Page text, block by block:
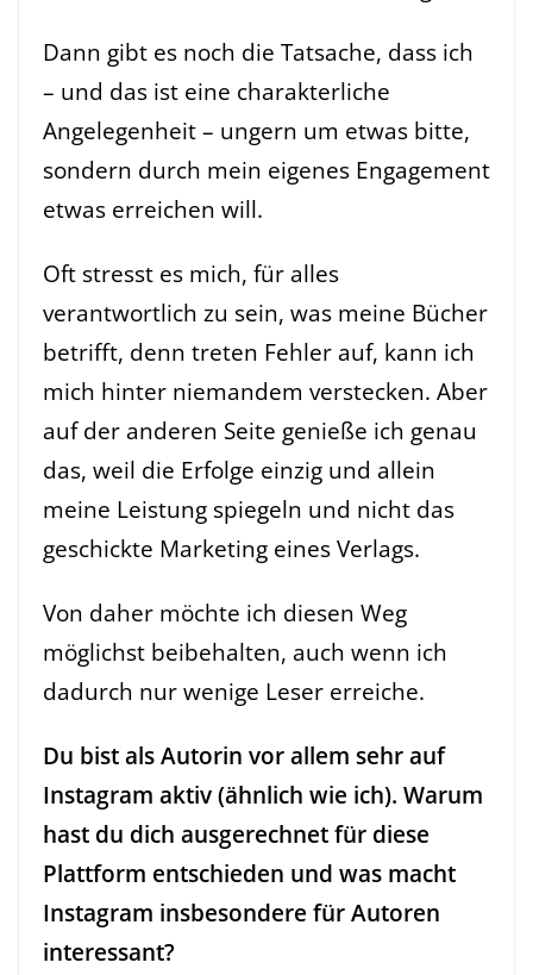
Dann gibt es noch die Tatsache, dass ich
– und das ist eine charakterliche
Angelegenheit – ungern um etwas bitte,
sondern durch mein eigenes Engagement
etwas erreichen will.
Oft stresst es mich, für alles
verantwortlich zu sein, was meine Bücher
betrifft, denn treten Fehler auf, kann ich
mich hinter niemandem verstecken. Aber
auf der anderen Seite genieße ich genau
das, weil die Erfolge einzig und allein
meine Leistung spiegeln und nicht das
geschickte Marketing eines Verlags.
Von daher möchte ich diesen Weg
möglichst beibehalten, auch wenn ich
dadurch nur wenige Leser erreiche.
Du bist als Autorin vor allem sehr auf
Instagram aktiv (ähnlich wie ich). Warum
hast du dich ausgerechnet für diese
Plattform entschieden und was macht
Instagram insbesondere für Autoren
interessant?